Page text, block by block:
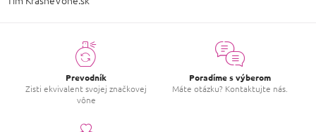
Prevodník
Zisti ekvivalent svojej značkovej
vône
Poradíme s výberom
Máte otázku? Kontaktujte nás.